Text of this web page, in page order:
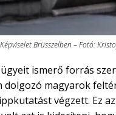
Brüsszelben – Fotó:
ismerő forrás
dolgozó magyarok
végzett. Ez